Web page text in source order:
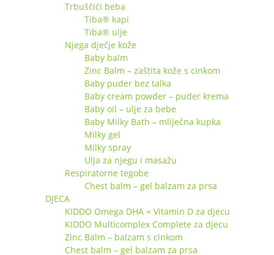
Trbuščići beba
Tiba® kapi
Tiba® ulje
Njega dječje kože
Baby balm
Zinc Balm – zaštita kože s cinkom
Baby puder bez talka
Baby cream powder – puder krema
Baby oil – ulje za bebe
Baby Milky Bath – mliječna kupka
Milky gel
Milky spray
Ulja za njegu i masažu
Respiratorne tegobe
Chest balm – gel balzam za prsa
DJECA
KIDDO Omega DHA + Vitamin D za djecu
KIDDO Multicomplex Complete za djecu
Zinc Balm – balzam s cinkom
Chest balm – gel balzam za prsa